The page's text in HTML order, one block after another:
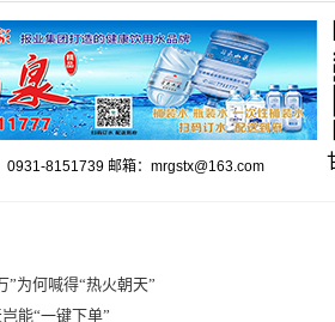
8151739 邮箱：mrgstx@163.com
”为何喊得“热火朝天”
能“一键下单”